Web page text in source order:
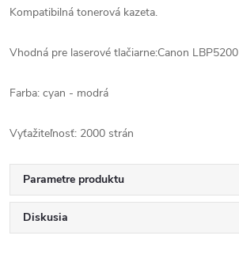
Kompatibilná tonerová kazeta.
Vhodná pre laserové tlačiarne:Canon LBP5200
Farba: cyan - modrá
Vyťažiteľnosť: 2000 strán
Parametre produktu
Diskusia